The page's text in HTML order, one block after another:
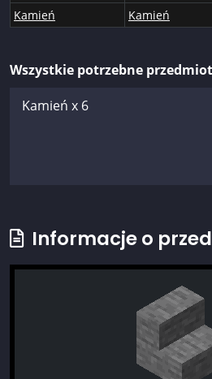
Kamień
Kamień
Wszystkie potrzebne
Informacje o